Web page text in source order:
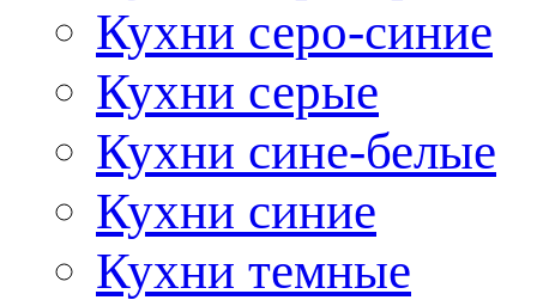
Кухни серо-синие
Кухни серые
Кухни сине-белые
Кухни синие
Кухни темные